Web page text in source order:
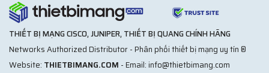
THIẾT BỊ MẠNG CISCO, JUNIPER, THIẾT BỊ QUANG CHÍNH HÃNG
Networks Authorized Distributor - Phân phối thiết bị mạng uy tín ®
Website: THIETBIMANG.COM - Email: info@thietbimang.com